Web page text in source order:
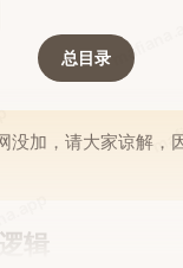
总目录
没加，请大家谅解，
辑
mafiana.app